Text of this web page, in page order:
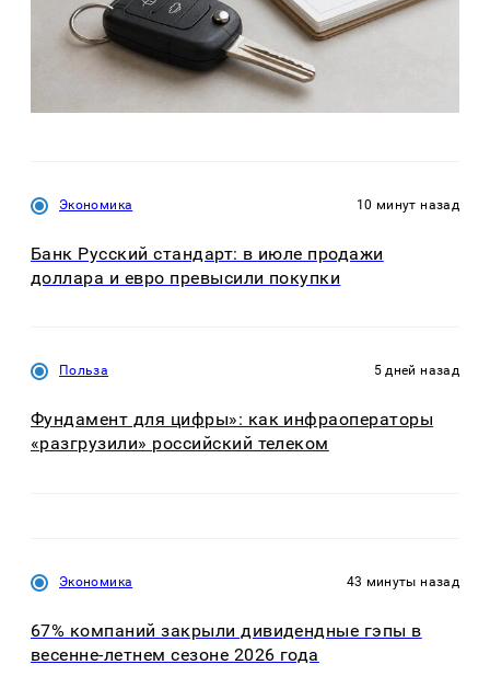
Экономика 10 минут назад
Банк Русский стандарт: в июле продажи
доллара и евро превысили покупки
Польза 5 дней назад
Фундамент для цифры»: как инфраоператоры
«разгрузили» российский телеком
Экономика 43 минуты назад
67% компаний закрыли дивидендные гэпы в
весенне-летнем сезоне 2026 года